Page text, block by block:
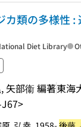
カ類の多様性 :
矢部衞 編著東海
Diet Library